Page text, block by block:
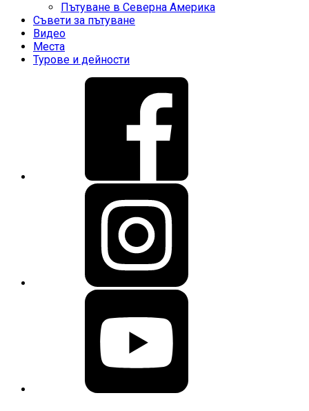
Пътуване в Северна Америка
Съвети за пътуване
Видео
Места
Турове и дейности